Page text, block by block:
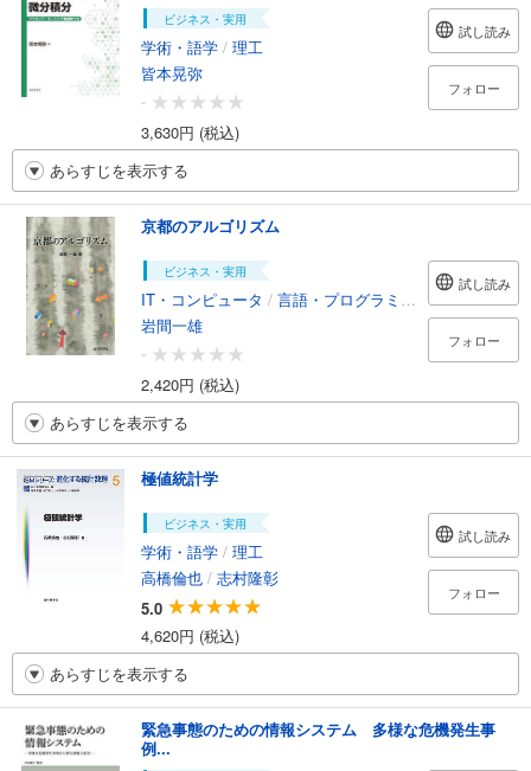
ビジネス・実用
学術・語学 / 理工
皆本晃弥
-
3,630円 (税込)
試し読み
フォロー
あらすじを表示する
京都のアルゴリズム
ビジネス・実用
IT・コンピュータ / 言語・プログラミング
岩間一雄
-
2,420円 (税込)
試し読み
フォロー
あらすじを表示する
極値統計学
ビジネス・実用
学術・語学 / 理工
高橋倫也 / 志村隆彰
5.0
4,620円 (税込)
試し読み
フォロー
あらすじを表示する
緊急事態のための情報システム 多様な危機発生事
例...